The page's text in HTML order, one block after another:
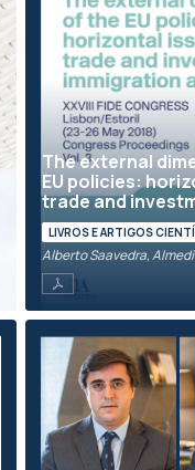
The external
EU policies:
trade and
LIVROS E ARTIGOS
Alberto Saavedra,